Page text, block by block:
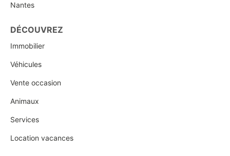
Nantes
DÉCOUVREZ
Immobilier
Véhicules
Vente occasion
Animaux
Services
Location vacances